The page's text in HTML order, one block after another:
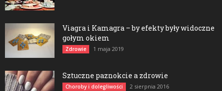
Viagra i Kamagra – by efekty były widoczne
gołym okiem
Zdrowie 1 maja 2019
Sztuczne paznokcie a zdrowie
Choroby i dolegliwości 2 sierpnia 2016